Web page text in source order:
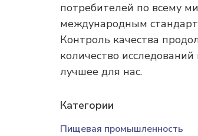
потребителей по всему
международным
Контроль качества
количество
лучшее для нас.
Категории
Пищевая промышленность